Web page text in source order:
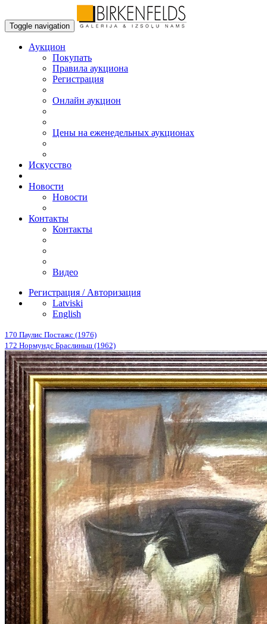
Toggle navigation
Аукцион
Пoкупать
Правила аукциона
Регистрация
Онлайн аукцион
Цены на еженедельных аукционах
Искусствo
Новости
Новости
Контакты
Контакты
Видео
Регистрация / Авторизация
Latviski
English
170 Паулис Постажс (1976)
172 Нормундс Браслиньш (1962)